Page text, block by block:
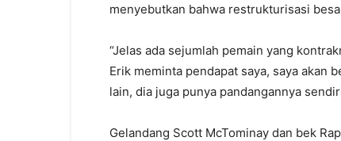
menyebutkan bahwa restrukturisasi
“Jelas ada sejumlah pemain yang
Erik meminta pendapat saya, saya akan
lain, dia juga punya pandangannya
Gelandang Scott McTominay dan bek